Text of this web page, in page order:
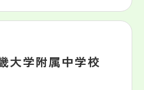
大学附属中学校